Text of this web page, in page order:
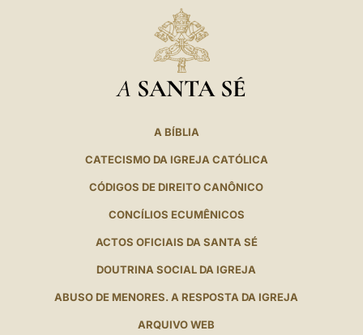
A SANTA SÉ
A BÍBLIA
CATECISMO DA IGREJA CATÓLICA
CÓDIGOS DE DIREITO CANÔNICO
CONCÍLIOS ECUMÊNICOS
ACTOS OFICIAIS DA SANTA SÉ
DOUTRINA SOCIAL DA IGREJA
ABUSO DE MENORES. A RESPOSTA DA IGREJA
ARQUIVO WEB